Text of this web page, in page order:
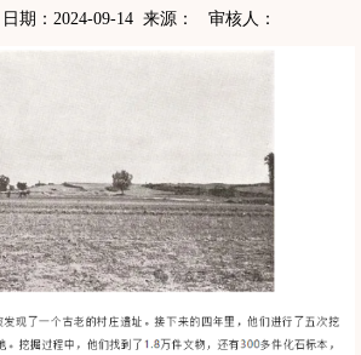
日期：2024-09-14 来源： 审核人：